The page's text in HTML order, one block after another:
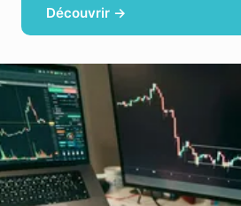
Découvrir →